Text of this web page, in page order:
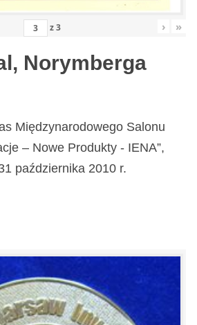
z3 › »
Norymberga
Międzynarodowego Salonu
– Nowe Produkty - IENA”,
października 2010 r.